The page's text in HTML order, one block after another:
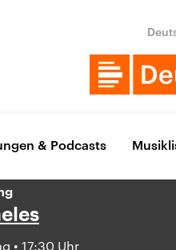
& Podcasts
• 17:30 Uhr